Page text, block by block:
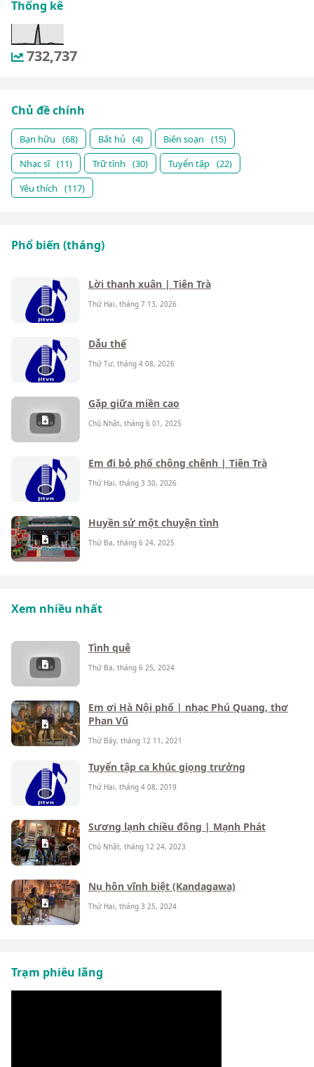
Thống kê
732,737
Chủ đề chính
Bạn hữu (68) Bất hủ (4) Biên soạn
(15)
Nhạc sĩ (11) Trữ tình (30) Tuyển tập (22)
Yêu thích
(117)
Phổ biến (tháng)
Lời thanh xuân | Tiên Trà
Thứ Hai, tháng 7 13, 2026
Dẫu thế
Thứ Tư, tháng 4 08, 2026
Gặp giữa miền cao
Chủ Nhật, tháng 6 01, 2025
Em đi bỏ phố chông chênh | Tiên Trà
Thứ Hai, tháng 3 30, 2026
Huyền sử một chuyện tình
Thứ Ba, tháng 6 24, 2025
Xem nhiều nhất
Tình quê
Thứ Ba, tháng 6 25, 2024
Em ơi Hà Nội phố | nhạc Phú Quang, thơ
Phan Vũ
Thứ Bảy, tháng 12 11, 2021
Tuyển tập ca khúc giọng trưởng
Thứ Hai, tháng 4 08, 2019
Sương lạnh chiều đông | Mạnh Phát
Chủ Nhật, tháng 12 24, 2023
Nụ hôn vĩnh biệt (Kandagawa)
Thứ Hai, tháng 3 25, 2024
Trạm phiêu lãng